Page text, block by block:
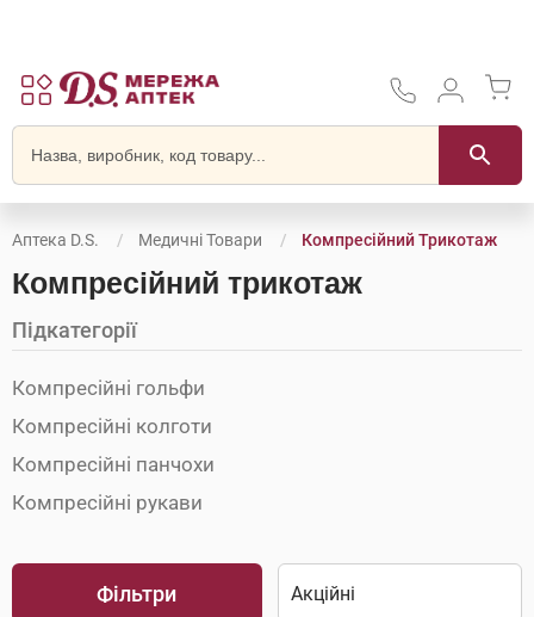
Аптека D.S. Медичні Товари Компресійний Трикотаж
Компресійний трикотаж
Підкатегорії
Компресійні гольфи
Компресійні колготи
Компресійні панчохи
Компресійні рукави
Фільтри